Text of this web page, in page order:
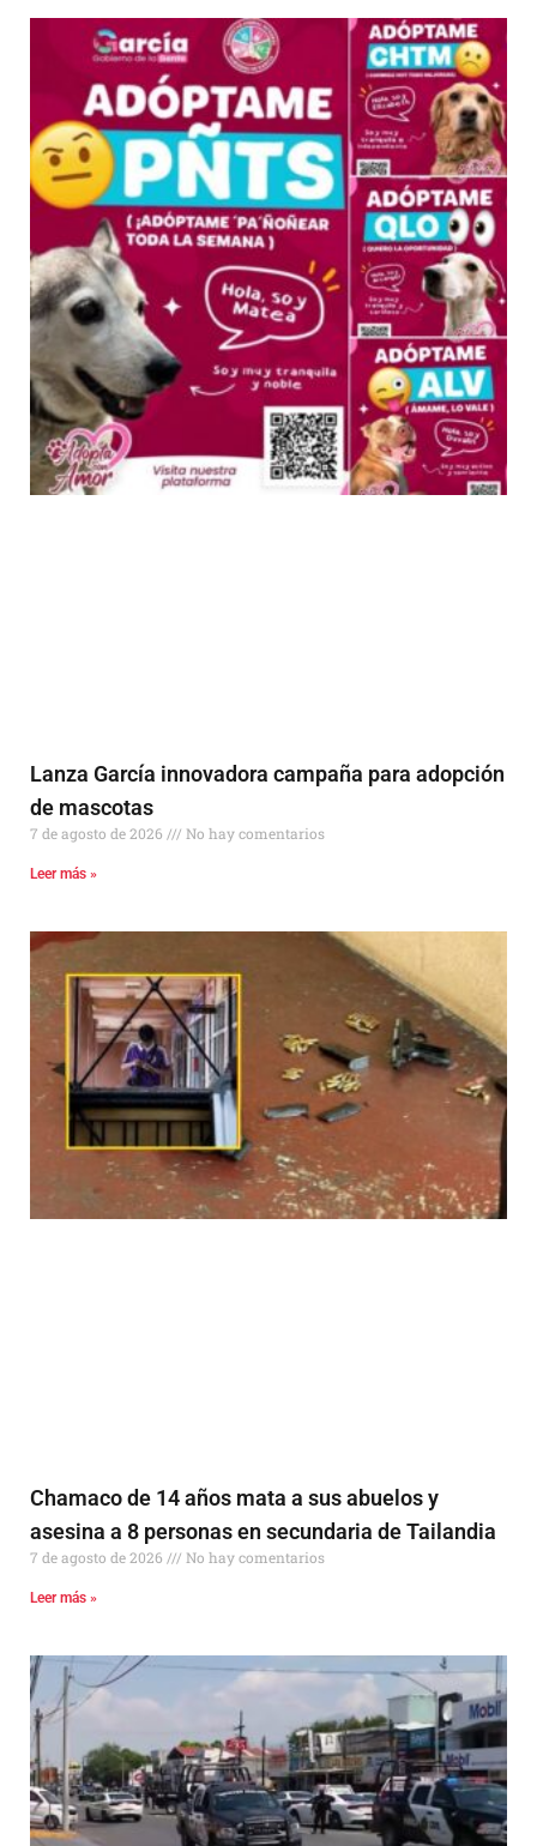
Lanza García innovadora campaña para adopción
de mascotas
7 de agosto de 2026 No hay comentarios
Leer más »
Chamaco de 14 años mata a sus abuelos y
asesina a 8 personas en secundaria de Tailandia
7 de agosto de 2026 No hay comentarios
Leer más »